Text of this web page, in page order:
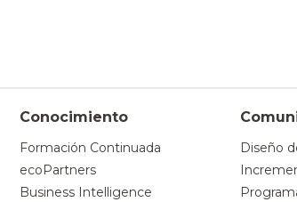
Conocimiento
Formación Continuada
ecoPartners
Business Intelligence
Diseño